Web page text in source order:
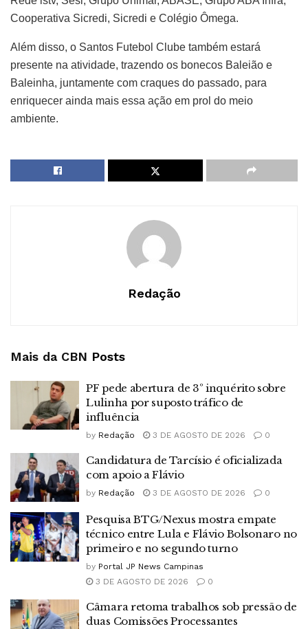
Cooperativa Sicredi, Sicredi e Colégio Ômega.
Além disso, o Santos Futebol Clube também estará
presente na atividade, trazendo os bonecos Baleião e
Baleinha, juntamente com craques do passado, para
enriquecer ainda mais essa ação em prol do meio
ambiente.
Redação
Mais da CBN Posts
PF pede abertura de 3º inquérito sobre
Lulinha por suposto tráfico de
influência
by Redação 3 DE AGOSTO DE 2026 0
Candidatura de Tarcísio é oficializada
com apoio a Flávio
by Redação 3 DE AGOSTO DE 2026 0
Pesquisa BTG/Nexus mostra empate
técnico entre Lula e Flávio Bolsonaro no
primeiro e no segundo turno
by Portal JP News Campinas
3 DE AGOSTO DE 2026
0
Câmara retoma trabalhos sob pressão de
duas Comissões Processantes